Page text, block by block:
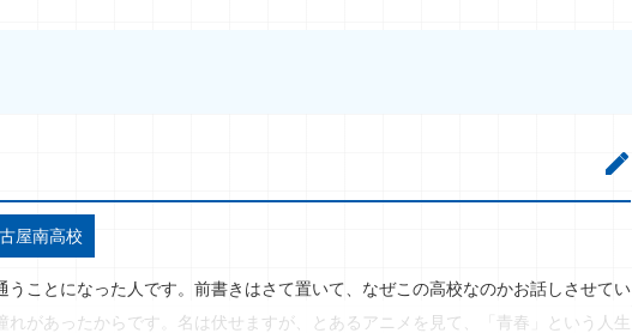
屋南高校
ことになった人です。前書きはさて置いて、なぜこの高校なのかお話しさせてい
れがあったからです。名は伏せますが、とあるアニメを見て、「青春」という人生